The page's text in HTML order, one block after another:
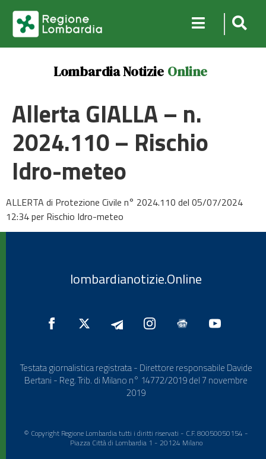
Lombardia Notizie Online
Allerta GIALLA – n.
2024.110 – Rischio
Idro-meteo
ALLERTA di Protezione Civile n° 2024.110 del 05/07/2024
12:34 per Rischio Idro-meteo
lombardianotizie.Online
Testata giornalistica registrata - Direttore responsabile Davide
Bertani - Reg. Trib. di Milano n° 14772/2019 del 7 novembre
2019
© Copyright Regione Lombardia tutti i diritti riservati - C.F. 80050050154 -
Piazza Città di Lombardia 1 - 20124 Milano